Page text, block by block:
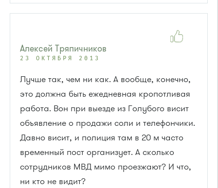
Алексей Тряпичников
23 ОКТЯБРЯ 2013
Лучше так, чем ни как. А вообще, конечно,
это должна быть ежедневная кропотливая
работа. Вон при выезде из Голубого висит
объявление о продажи соли и телефончики.
Давно висит, и полиция там в 20 м часто
временный пост организует. А сколько
сотрудников МВД мимо проезжают? И что,
ни кто не видит?